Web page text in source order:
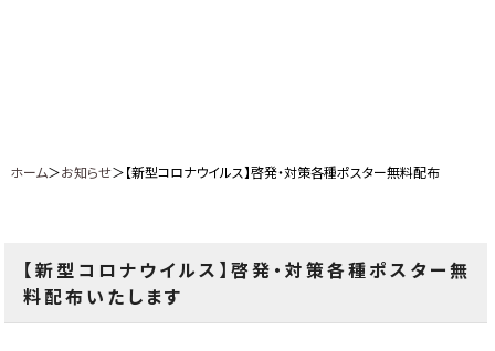
ホーム＞お知らせ＞【新型コロナウイルス】啓発・対策各種ポスター無料配布
【新型コロナウイルス】啓発・対策各種ポスター無
料配布いたします